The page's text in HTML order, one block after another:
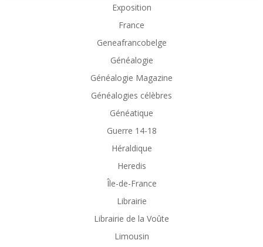
Exposition
France
Geneafrancobelge
Généalogie
Généalogie Magazine
Généalogies célèbres
Généatique
Guerre 14-18
Héraldique
Heredis
Île-de-France
Librairie
Librairie de la Voûte
Limousin